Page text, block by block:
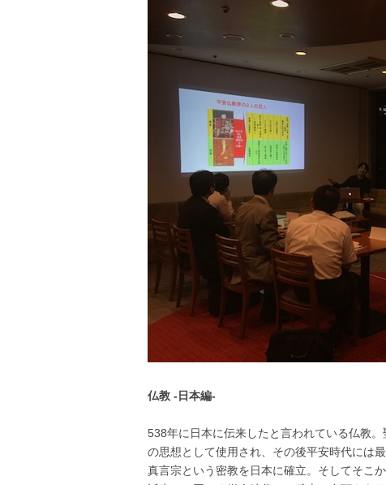
仏教 -日本編-
538年に日本に伝来したと言われている仏教
の思想として使用され、その後平安時代には
真言宗という密教を日本に確立。そしてそこ